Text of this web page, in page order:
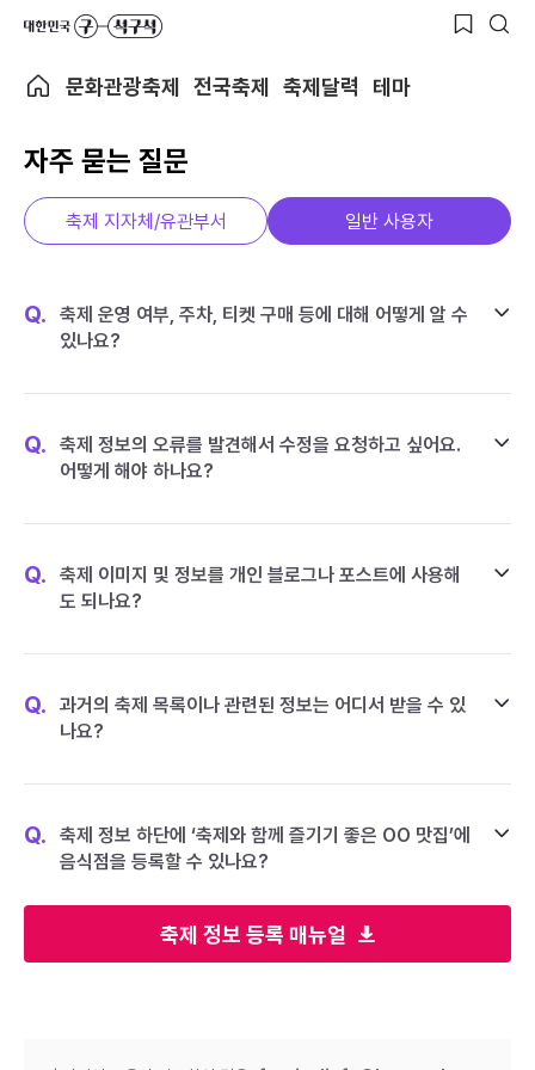
문화관광축제 전국축제 축제달력 테마
자주 묻는 질문
축제 정보 등록 매뉴얼
축제 지자체/유관부서 일반 사용자
Q.
축제 운영 여부, 주차, 티켓 구매 등에 대해 어떻게 알 수
있나요?
Q.
축제 정보의 오류를 발견해서 수정을 요청하고 싶어요.
어떻게 해야 하나요?
Q.
축제 이미지 및 정보를 개인 블로그나 포스트에 사용해
도 되나요?
Q.
과거의 축제 목록이나 관련된 정보는 어디서 받을 수 있
나요?
Q.
축제 정보 하단에 ‘축제와 함께 즐기기 좋은 OO 맛집’에
음식점을 등록할 수 있나요?